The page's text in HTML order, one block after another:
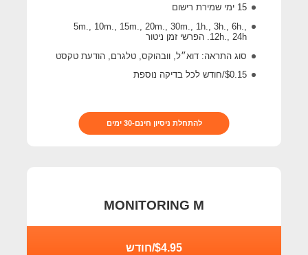
15 ימי שמירת רישום
5m., 10m., 15m., 20m., 30m., 1h., 3h., 6h.,
12h., 24h. הפרשי זמן ניטור
סוג התראה: דוא״ל, וובהוקס, טלגרם, הודעת טקסט
$0.15/חודש לכל בדיקה נוספת
להתחלת ניסיון חינם-30 ימים
MONITORING M
$4.95/חודש